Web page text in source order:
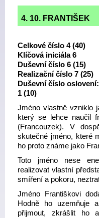
4. 10. FRANTIŠEK
Celkové číslo 4 (40)
Klíčová iniciála 6
Duševní číslo 6 (15)
Realizační číslo 7 (25)
Duševní číslo
1 (10)
Jméno vlastně vzniklo
který se lehce naučil
(Francouzek). V
skutečné jméno, které
ho proto známe jako
Toto jméno nese
realizovat vlastní
smíření a pokoru,
Jméno Františkovi
Hodně ho uzemňuje
přijmout, zkrášlit ho